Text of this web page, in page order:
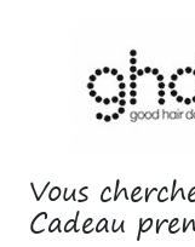
Vous
Cadeau